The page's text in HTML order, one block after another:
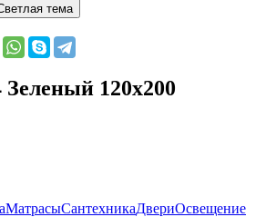
тема
120x200
МатрасыСантехникаДвериОсвещение